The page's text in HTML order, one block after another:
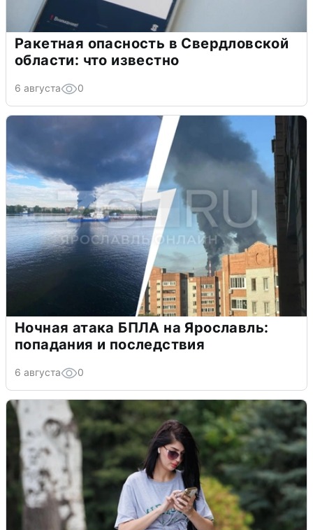
Ракетная опасность в Свердловской
области: что известно
6 августа 0
Ночная атака БПЛА на Ярославль:
попадания и последствия
6 августа 0